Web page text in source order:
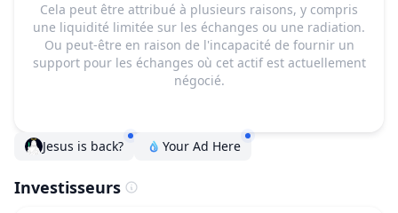
Cela peut être attribué à plusieurs raisons, y compris
une liquidité limitée sur les échanges ou une radiation.
Ou peut-être en raison de l'incapacité de fournir un
support pour les échanges où cet actif est actuellement
négocié.
Jesus is back? Your Ad Here
Investisseurs